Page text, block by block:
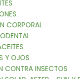
CORPORAL
Y OJOS
CONTRA INSECTOS